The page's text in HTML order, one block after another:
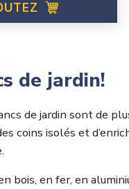
de jardin!
de jardin sont de
coins isolés et
bois, en fer, en